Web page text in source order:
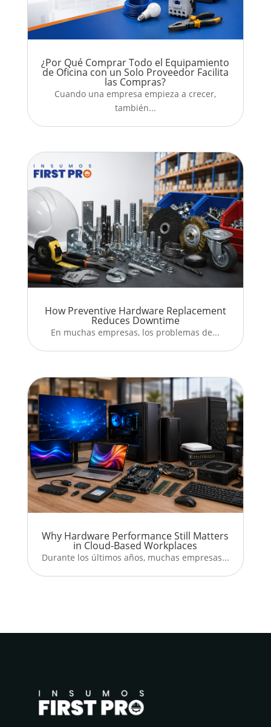
¿Por Qué Comprar Todo el Equipamiento
de Oficina con un Solo Proveedor Facilita
las Compras?
Cuando una empresa empieza a crecer,
también...
How Preventive Hardware Replacement
Reduces Downtime
En muchas empresas, los problemas de...
Why Hardware Performance Still Matters
in Cloud-Based Workplaces
Durante los últimos años, muchas empresas...